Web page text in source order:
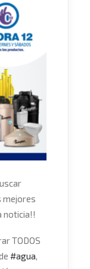
mejores
noticia!!
TODOS
#agua,